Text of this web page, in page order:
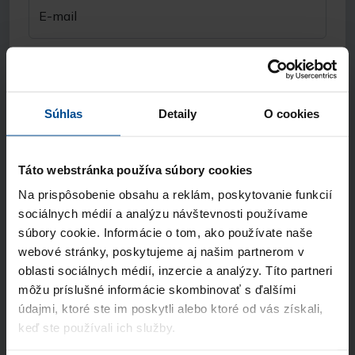
Súhlas Detaily O cookies
Táto webstránka používa súbory cookies
Na prispôsobenie obsahu a reklám, poskytovanie funkcií
sociálnych médií a analýzu návštevnosti používame
súbory cookie. Informácie o tom, ako používate naše
webové stránky, poskytujeme aj našim partnerom v
oblasti sociálnych médií, inzercie a analýzy. Títo partneri
môžu príslušné informácie skombinovať s ďalšími
údajmi, ktoré ste im poskytli alebo ktoré od vás získali,
keď ste používali ich služby.
E-mail
Názov spoločnosti
Súhlasím so spracúvaním osobných údajov
a vyhlasujem, že som sa oboznámil so
zásadami ochrany osobných údajov
Odoslať